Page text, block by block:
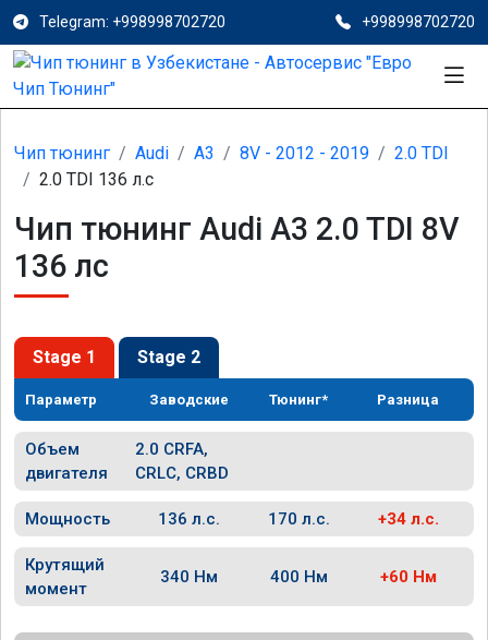
Telegram: +998998702720 +998998702720
Чип тюнинг Audi A3 8V - 2012 - 2019
2.0 TDI
2.0 TDI 136 л.с
Чип тюнинг Audi A3 2.0 TDI 8V
136 лс
Stage 1 Stage 2
Параметр Заводские Тюнинг* Разница
Объем
двигателя
2.0 CRFA,
CRLC, CRBD
Мощность 136 л.с. 170 л.с. +34 л.с.
Крутящий
момент
340 Нм 400 Нм +60 Нм